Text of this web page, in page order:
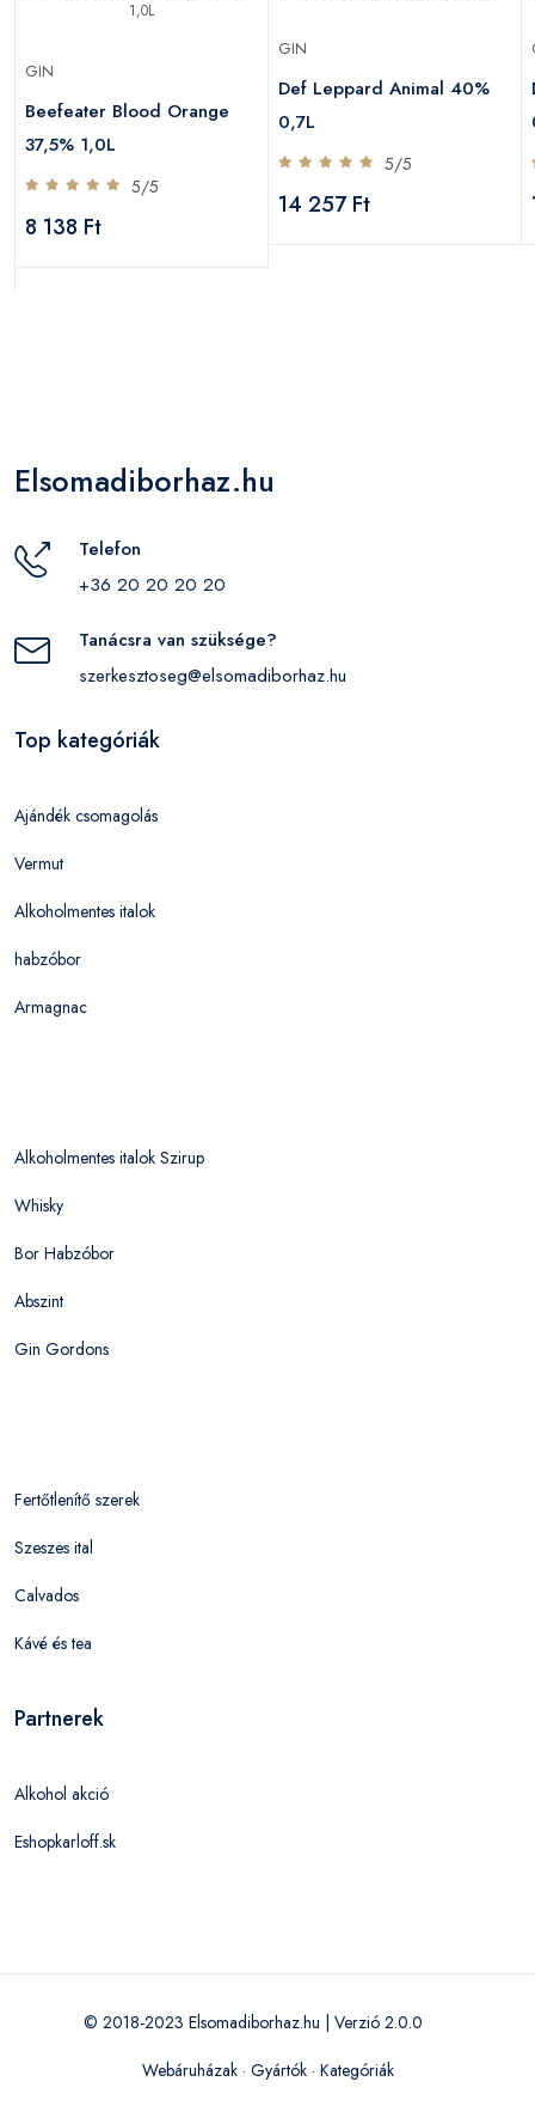
GIN
Beefeater Blood Orange
37,5% 1,0L
5/5
8 138 Ft
GIN
Def Leppard Animal 40%
0,7L
5/5
14 257 Ft
Elsomadiborhaz.hu
Telefon
+36 20 20 20 20
Tanácsra van szüksége?
szerkesztoseg@elsomadiborhaz.hu
Top kategóriák
Ajándék csomagolás
Vermut
Alkoholmentes italok
habzóbor
Armagnac
Alkoholmentes italok Szirup
Whisky
Bor Habzóbor
Abszint
Gin Gordons
Fertőtlenítő szerek
Szeszes ital
Calvados
Kávé és tea
Partnerek
Alkohol akció
Eshopkarloff.sk
© 2018-2023 Elsomadiborhaz.hu | Verzió 2.0.0
Webáruházak· Gyártók· Kategóriák